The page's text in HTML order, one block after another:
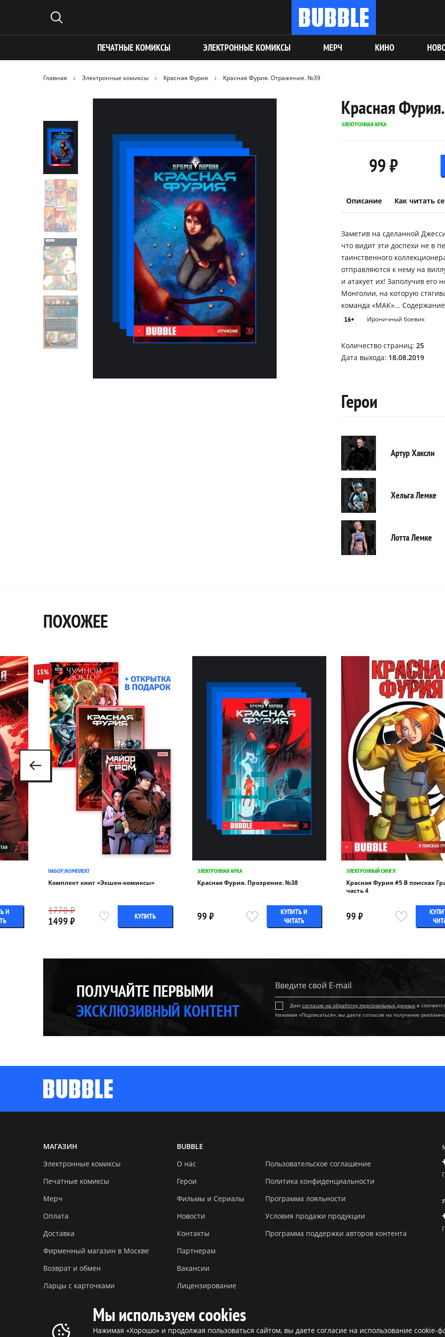
ПЕЧАТНЫЕ КОМИКСЫ ЭЛЕКТРОННЫЕ КОМИКСЫ МЕРЧ КИНО
Главная Электронные комиксы Красная Фурия Красная Фурия. Отражение. №39
Красная
ЭЛЕКТРОННАЯ АРКА
99 ₽
Описание Как читать
Заметив на сделанной
что видит эти доспехи не в
таинственного
отправляются к нему на
и атакует их! Заполучив его
Монголии, на которую
команда «МАК»...
16+ Ироничный боевик
Количество страниц: 25
Дата выхода: 18.08.2019
Герои
Артур Хаксли
Хельга Лемке
Лотта Лемке
ПОХОЖЕЕ
И
15%
НАБОР/КОМПЛЕКТ
Комплект книг «Экшен-комиксы»
1770 ₽
1499 ₽
КУПИТЬ
ЭЛЕКТРОННАЯ АРКА
Красная Фурия. Прозрение. №38
99 ₽
КУПИТЬ И
ЧИТАТЬ
ЭЛЕКТРОННЫЙ СИНГЛ
Красная Фурия #5 В поисках
часть 4
99 ₽
ПОЛУЧАЙТЕ ПЕРВЫМИ
ЭКСКЛЮЗИВНЫЙ КОНТЕНТ
Даю согласие на обработку персональных данных в
Нажимая «Подписаться», вы даете согласие на получение
МАГАЗИН
Электронные комиксы
Печатные комиксы
Мерч
Оплата
Доставка
Фирменный магазин в Москве
Возврат и обмен
Ларцы с карточками
BUBBLE
О нас
Герои
Фильмы и Сериалы
Новости
Контакты
Партнерам
Вакансии
Лицензирование
Пользовательское соглашение
Политика конфиденциальности
Программа лояльности
Условия продажи продукции
Программа поддержки авторов контента
Мы используем cookies
Нажимая «Хорошо» и продолжая пользоваться сайтом, вы даете согласие на использование cookie-